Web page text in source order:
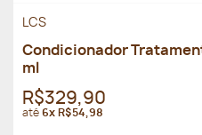
LCS
Condicionador
ml
R$329,90
até6x R$54,98